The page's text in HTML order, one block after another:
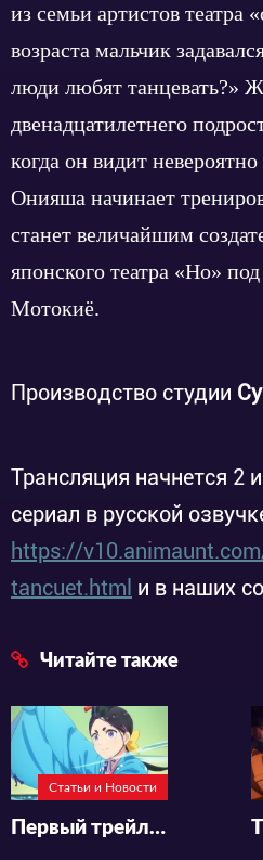
из семьи артистов театра
возраста мальчик
люди любят танцевать?»
двенадцатилетнего
когда он видит
Онияша начинает
станет величайшим
японского театра «Но»
Мотокиё.
Производство студии
Трансляция начнется 2
сериал в русской
https://
tancuet.html и в наших
Читайте также
Статьи и Новости
Первый трейлер аниме-сериала «World Is Dancing»